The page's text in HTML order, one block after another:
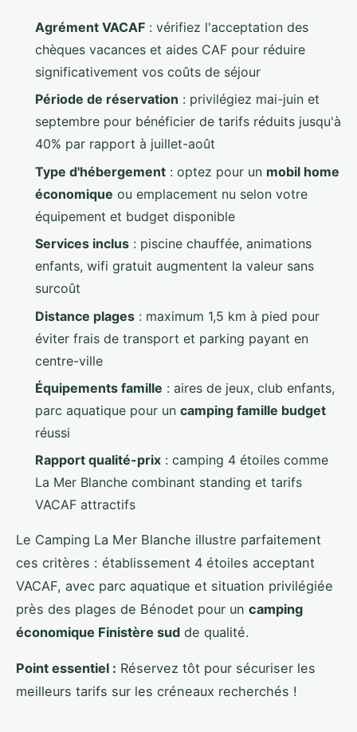
Agrément VACAF : vérifiez l'acceptation des
chèques vacances et aides CAF pour réduire
significativement vos coûts de séjour
Période de réservation : privilégiez mai-juin et
septembre pour bénéficier de tarifs réduits jusqu'à
40% par rapport à juillet-août
Type d'hébergement : optez pour un mobil home
économique ou emplacement nu selon votre
équipement et budget disponible
Services inclus : piscine chauffée, animations
enfants, wifi gratuit augmentent la valeur sans
surcoût
Distance plages : maximum 1,5 km à pied pour
éviter frais de transport et parking payant en
centre-ville
Équipements famille : aires de jeux, club enfants,
parc aquatique pour un camping famille budget
réussi
Rapport qualité-prix : camping 4 étoiles comme
La Mer Blanche combinant standing et tarifs
VACAF attractifs
Le Camping La Mer Blanche illustre parfaitement
ces critères : établissement 4 étoiles acceptant
VACAF, avec parc aquatique et situation privilégiée
près des plages de Bénodet pour un camping
économique Finistère sud de qualité.
Point essentiel : Réservez tôt pour sécuriser les
meilleurs tarifs sur les créneaux recherchés !